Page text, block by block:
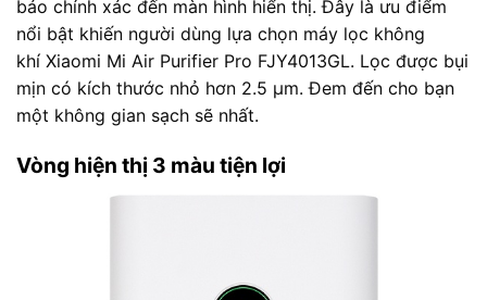
báo chính xác đến màn hình hiển thị. Đây là ưu điểm
nổi bật khiến người dùng lựa chọn máy lọc không
khí Xiaomi Mi Air Purifier Pro FJY4013GL. Lọc được bụi
mịn có kích thước nhỏ hơn 2.5 µm. Đem đến cho bạn
một không gian sạch sẽ nhất.
Vòng hiện thị 3 màu tiện lợi